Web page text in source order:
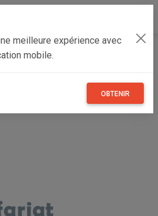
meilleure expérience avec
mobile.
OBTENIR
Grand Tunis